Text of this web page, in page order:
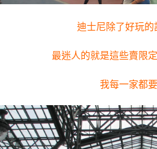
迪士尼除了好玩的
最迷人的就是這些賣限
我每一家都